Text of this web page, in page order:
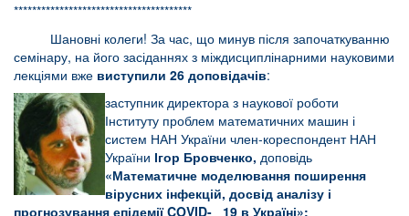
***************************************
Шановні колеги! За час, що минув після започаткуванню
семінару, на його засіданнях з міждисциплінарними науковими
лекціями вже виступили 26 доповідачів:
заступник директора з наукової роботи
Інституту проблем математичних машин і
систем НАН України член-кореспондент НАН
України Ігор Бровченко, доповідь
«Математичне моделювання поширення
вірусних інфекцій, досвід аналізу і
прогнозування епідемії COVID- 19 в Україні»;